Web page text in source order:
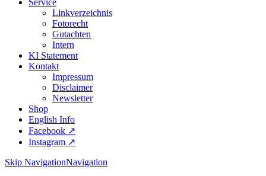
Linkverzeichnis
Fotorecht
Gutachten
Intern
KI Statement
Kontakt
Impressum
Disclaimer
Newsletter
Shop
English Info
Facebook ↗︎
Instagram ↗︎
Skip NavigationNavigation